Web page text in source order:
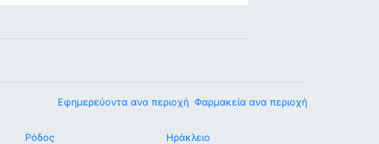
Φαρμακεία ανα περιοχή
Εφημερεύοντα ανα περιοχή
Ρόδος
Ηράκλειο